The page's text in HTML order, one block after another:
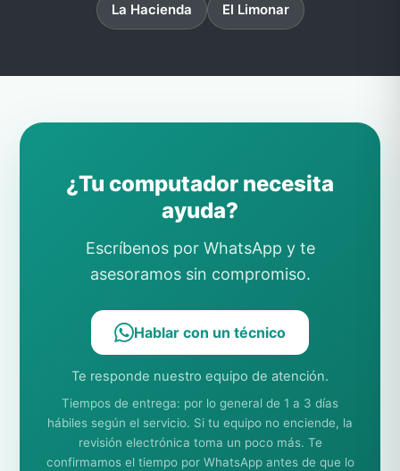
La Hacienda El Limonar
¿Tu computador necesita
ayuda?
Escríbenos por WhatsApp y te
asesoramos sin compromiso.
Hablar con un técnico
Te responde nuestro equipo de atención.
Tiempos de entrega: por lo general de 1 a 3 días
hábiles según el servicio. Si tu equipo no enciende, la
revisión electrónica toma un poco más. Te
confirmamos el tiempo por WhatsApp antes de que lo